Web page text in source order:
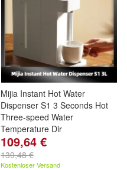
Mijia Instant Hot Water
Dispenser S1 3 Seconds Hot
Three-speed Water
Temperature Dir
109,64 €
139,48 €
Kostenloser Versand